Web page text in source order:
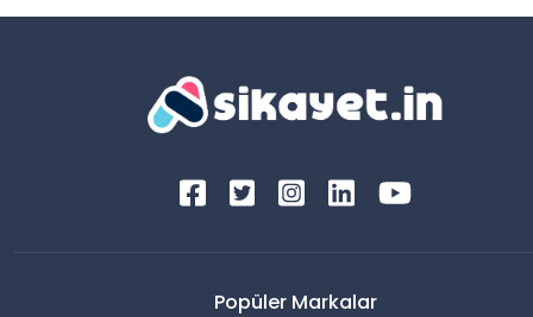
Popüler Markalar